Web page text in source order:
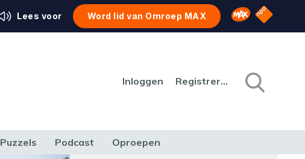
Lees voor Word lid van Omroep MAX Omroep MAX
NPO
Inloggen Registreren
Puzzels Podcast Oproepen